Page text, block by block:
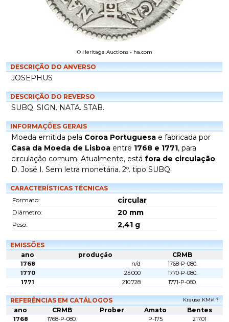
© Heritage Auctions - ha.com
DESCRIÇÃO DO ANVERSO
JOSEPHUS
DESCRIÇÃO DO REVERSO
SUBQ. SIGN. NATA. STAB.
INFORMAÇÕES GERAIS
Moeda emitida pela Coroa Portuguesa e fabricada por
Casa da Moeda de Lisboa entre 1768 e 1771, para
circulação comum. Atualmente, está fora de circulação.
D. José I. Sem letra monetária. 2º. tipo SUBQ.
CARACTERÍSTICAS TÉCNICAS
Formato:
circular
Diâmetro: 20 mm
Peso: 2,41 g
EMISSÕES
ano
produção CRMB
1768 n/d
1768-P-080.
1770
25.000
1770-P-080.
1771
210.728 1771-P-080.
REFERÊNCIAS EM CATÁLOGOS Krause KM# ?
ano CRMB Prober Amato Bentes
1768 1768-P-080. P-175
217.01